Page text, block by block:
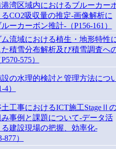
湾区域内におけるブルーカー
るCO2吸収量の推定-画像解析に
ーカーボン推計-（P156-161）
ム流域における植生・地形特性
積雪分布解析及び積雪調査へ
575）
の水理的検討と管理方法につ
4）
工事におけるICT施工StageⅡ
事例と課題について-データ活
る建設現場の把握、効率化-
877）